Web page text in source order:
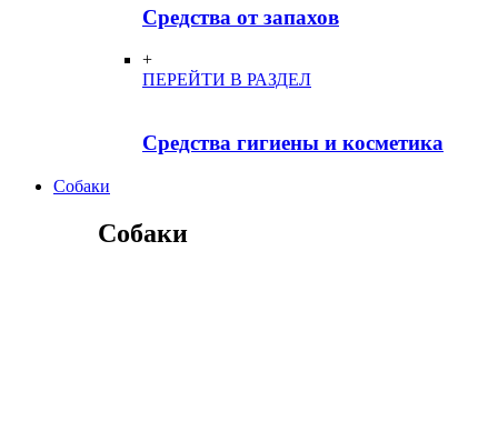
Средства от запахов
+
ПЕРЕЙТИ В РАЗДЕЛ
Средства гигиены и косметика
Собаки
Собаки